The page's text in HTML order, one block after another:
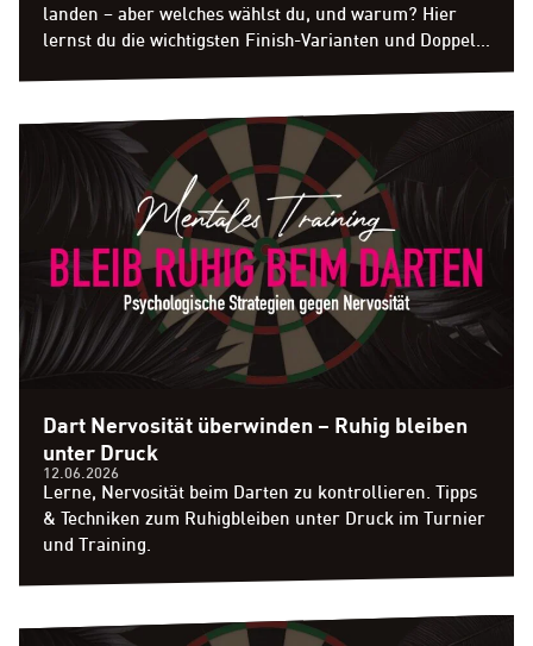
landen – aber welches wählst du, und warum? Hier
lernst du die wichtigsten Finish-Varianten und Doppel-
Dart Nervosität überwinden – Ruhig bleiben
unter Druck
12.06.2026
Lerne, Nervosität beim Darten zu kontrollieren. Tipps
& Techniken zum Ruhigbleiben unter Druck im Turnier
und Training.